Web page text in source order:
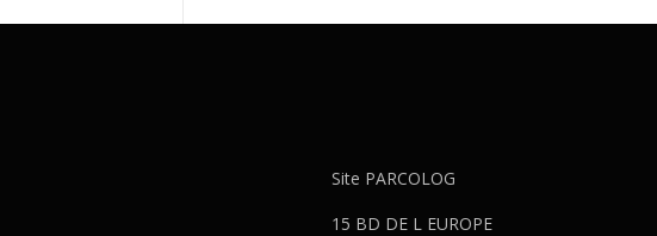
Site PARCOLOG
15 BD DE L EUROPE